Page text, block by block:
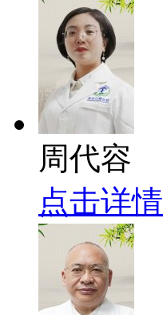
周代容
点击详情